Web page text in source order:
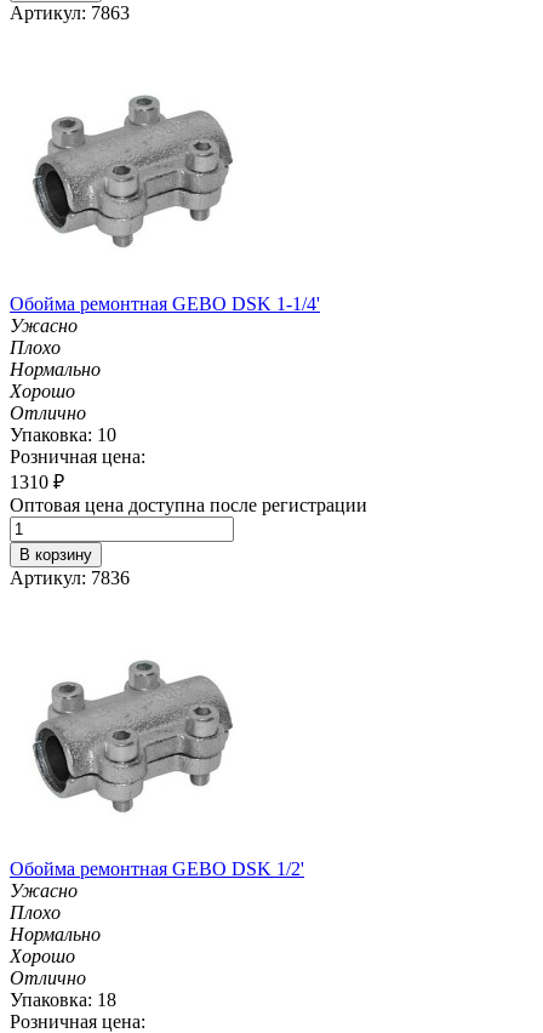
Артикул: 7863
Обойма ремонтная GEBO DSK 1-1/4'
Ужасно
Плохо
Нормально
Хорошо
Отлично
Упаковка: 10
Розничная цена:
1310 ₽
Оптовая цена доступна после регистрации
В корзину
Артикул: 7836
Обойма ремонтная GEBO DSK 1/2'
Ужасно
Плохо
Нормально
Хорошо
Отлично
Упаковка: 18
Розничная цена: